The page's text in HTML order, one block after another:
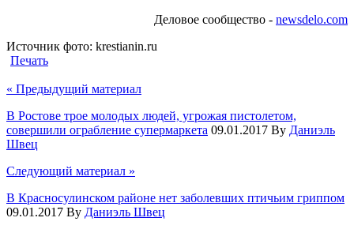
Деловое сообщество - newsdelo.com
Источник фото: krestianin.ru
Печать
« Предыдущий материал
В Ростове трое молодых людей, угрожая пистолетом,
совершили ограбление супермаркета 09.01.2017 By Даниэль
Швец
Следующий материал »
В Красносулинском районе нет заболевших птичьим гриппом
09.01.2017 By Даниэль Швец